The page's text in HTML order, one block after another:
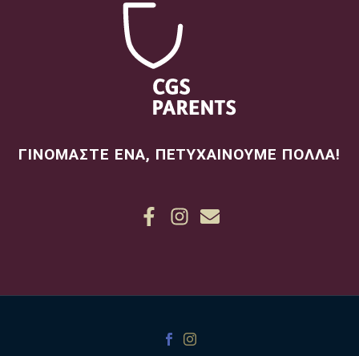
ΓΙΝΟΜΑΣΤΕ ΕΝΑ, ΠΕΤΥΧΑΙΝΟΥΜΕ ΠΟΛΛΑ!